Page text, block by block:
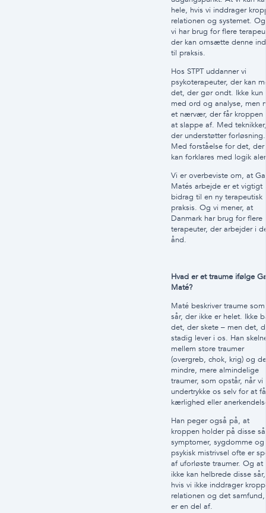
hele, hvis vi inddrager
relationen og systemet.
vi har brug for flere
der kan omsætte denne
til praksis.
Hos STPT uddanner vi
psykoterapeuter, der kan
det, der gør ondt. Ikke kun
med ord og analyse, men
et nærvær, der får kroppen
at slappe af. Med teknikker,
der understøtter forløsning.
Med forståelse for det, der
kan forklares med logik
Vi er overbeviste om, at
Matés arbejde er et vigtigt
bidrag til en ny terapeutisk
praksis. Og vi mener, at
Danmark har brug for flere
terapeuter, der arbejder i
ånd.
Hvad er et traume ifølge
Maté?
Maté beskriver traume
sår, der ikke er helet. Ikke
det, der skete – men det,
stadig lever i os. Han
mellem store traumer
(overgreb, chok, krig) og de
mindre, mere almindelige
traumer, som opstår, når vi
undertrykke os selv for at få
kærlighed eller
Han peger også på, at
kroppen holder på disse
symptomer, sygdomme og
psykisk mistrivsel ofte er
af uforløste traumer. Og at
ikke kan helbrede disse sår,
hvis vi ikke inddrager
relationen og det
er en del af.